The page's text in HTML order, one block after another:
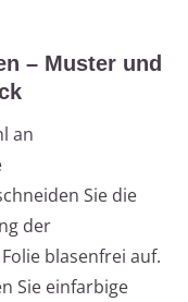
– Muster und
an
Sie die
der
blasenfrei auf.
Sie einfarbige